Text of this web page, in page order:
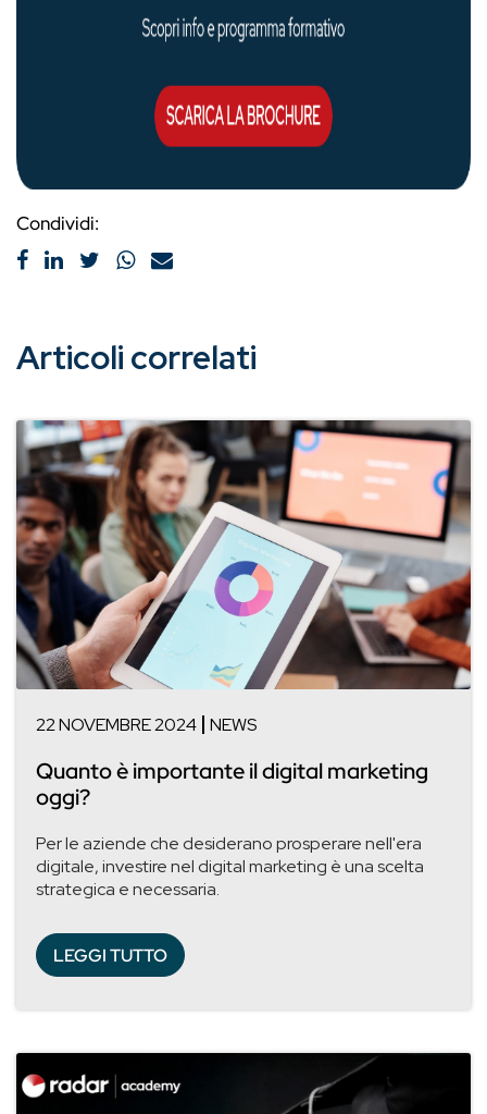
Condividi:
Articoli correlati
22 NOVEMBRE 2024 NEWS
Quanto è importante il digital marketing
oggi?
Per le aziende che desiderano prosperare nell'era
digitale, investire nel digital marketing è una scelta
strategica e necessaria.
LEGGI TUTTO